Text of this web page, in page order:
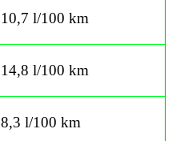
10,7 l/100 km
14,8 l/100 km
8,3 l/100 km